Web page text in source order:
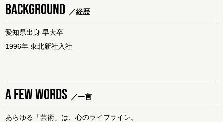
BACKGROUND ／経歴
愛知県出身 早大卒
1996年 東北新社入社
A FEW WORDS ／一言
あらゆる「芸術」は、心のライフライン。